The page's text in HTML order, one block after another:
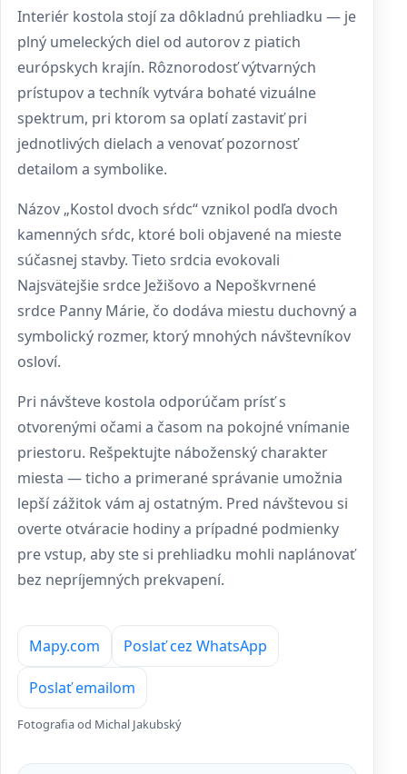
Interiér kostola stojí za dôkladnú prehliadku — je
plný umeleckých diel od autorov z piatich
európskych krajín. Rôznorodosť výtvarných
prístupov a techník vytvára bohaté vizuálne
spektrum, pri ktorom sa oplatí zastaviť pri
jednotlivých dielach a venovať pozornosť
detailom a symbolike.
Názov „Kostol dvoch sŕdc“ vznikol podľa dvoch
kamenných sŕdc, ktoré boli objavené na mieste
súčasnej stavby. Tieto srdcia evokovali
Najsvätejšie srdce Ježišovo a Nepoškvrnené
srdce Panny Márie, čo dodáva miestu duchovný a
symbolický rozmer, ktorý mnohých návštevníkov
osloví.
Pri návšteve kostola odporúčam prísť s
otvorenými očami a časom na pokojné vnímanie
priestoru. Rešpektujte náboženský charakter
miesta — ticho a primerané správanie umožnia
lepší zážitok vám aj ostatným. Pred návštevou si
overte otváracie hodiny a prípadné podmienky
pre vstup, aby ste si prehliadku mohli naplánovať
bez nepríjemných prekvapení.
Mapy.com Poslať cez WhatsApp
Poslať emailom
Fotografia od Michal Jakubský